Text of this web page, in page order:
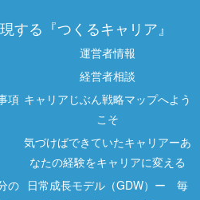
する『つくるキャリア』
運営者情報
経営者相談
項 キャリアじぶん戦略マップへよう
こそ
気づけばできていたキャリアーあ
なたの経験をキャリアに変える
の 日常成長モデル（GDW）ー 毎